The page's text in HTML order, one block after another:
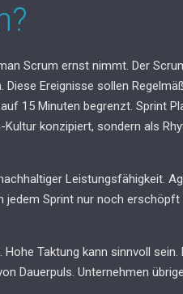
Scrum ernst nimmt. Der
Ereignisse sollen
15 Minuten begrenzt. Sprint
konzipiert, sondern als
Leistungsfähigkeit.
jedem Sprint nur noch
Taktung kann sinnvoll sein.
Dauerpuls. Unternehmen